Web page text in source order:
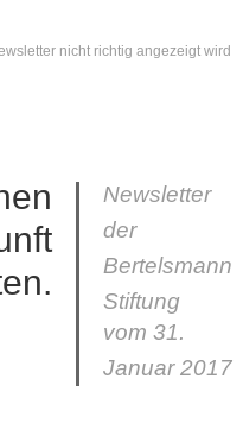
nicht richtig angezeigt wird
Newsletter
der
Bertelsmann
Stiftung
vom 31.
Januar 2017